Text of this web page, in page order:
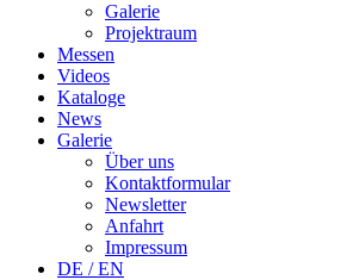
Galerie
Projektraum
Messen
Videos
Kataloge
News
Galerie
Über uns
Kontaktformular
Newsletter
Anfahrt
Impressum
DE / EN